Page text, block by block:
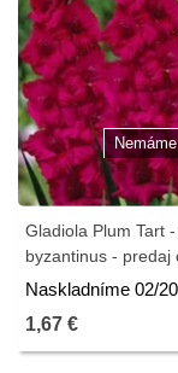
Gladiola Plum Tart
byzantinus - predaj
- 3 ks
Naskladníme 02/
1,67 €